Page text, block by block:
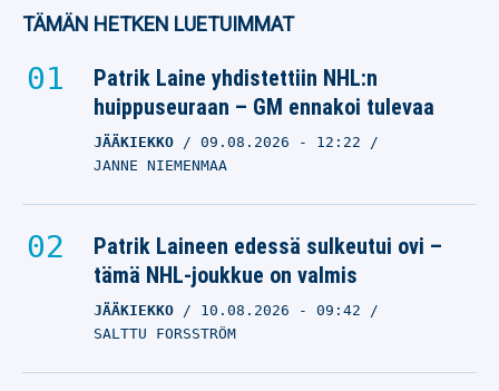
TÄMÄN HETKEN LUETUIMMAT
Patrik Laine yhdistettiin NHL:n
huippuseuraan – GM ennakoi tulevaa
JÄÄKIEKKO 09.08.2026 - 12:22
JANNE NIEMENMAA
Patrik Laineen edessä sulkeutui ovi –
tämä NHL-joukkue on valmis
JÄÄKIEKKO 10.08.2026 - 09:42
SALTTU FORSSTRÖM